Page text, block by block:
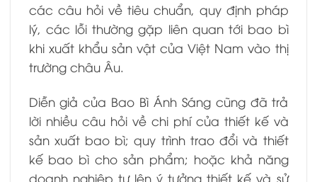
các câu hỏi về tiêu chuẩn, quy định pháp
lý, các lỗi thường gặp liên quan tới bao bì
khi xuất khẩu sản vật của Việt Nam vào thị
trường châu Âu.
Diễn giả của Bao Bì Ánh Sáng cũng đã trả
lời nhiều câu hỏi về chi phí của thiết kế và
sản xuất bao bì; quy trình trao đổi và thiết
kế bao bì cho sản phẩm; hoặc khả năng
doanh nghiệp tự lên ý tưởng thiết kế và sử